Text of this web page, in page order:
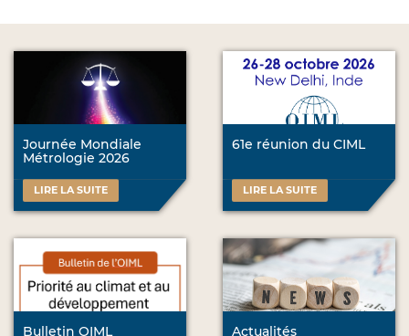
Journée Mondiale
Métrologie 2026
LIRE LA SUITE
61e réunion du CIML
LIRE LA SUITE
Bulletin OIML
Actualités